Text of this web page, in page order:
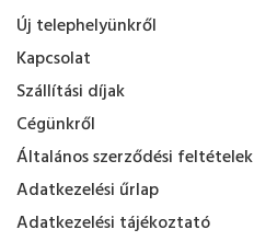
Új telephelyünkről
Kapcsolat
Szállítási díjak
Cégünkről
Általános szerződési feltételek
Adatkezelési űrlap
Adatkezelési tájékoztató